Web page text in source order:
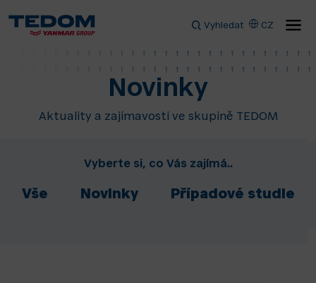
Vyhledat CZ
Novinky
Aktuality a zajímavosti ve skupině TEDOM
Vyberte si, co Vás zajímá..
Vše Novinky Případové studie